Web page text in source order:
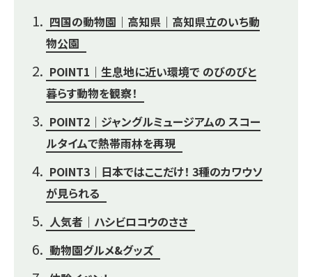
四国の動物園｜高知県｜高知県立のいち動
物公園
POINT1｜生息地に近い環境で のびのびと
暮らす動物を観察！
POINT2｜ジャングルミュージアムの スコー
ルタイムで熱帯雨林を再現
POINT3｜日本ではここだけ！ 3種のカワウソ
が見られる
人気者｜ハシビロコウのささ
動物園グルメ&グッズ